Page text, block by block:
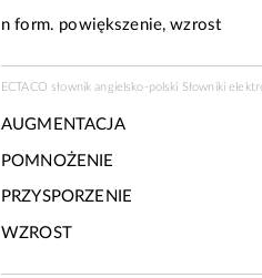
n form. powiększenie, wzrost
ECTACO słownik angielsko-polski Słowniki
AUGMENTACJA
POMNOŻENIE
PRZYSPORZENIE
WZROST